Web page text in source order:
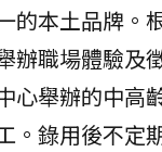
的本土品牌。
辦職場體驗及
心舉辦的中高
。錄用後不定